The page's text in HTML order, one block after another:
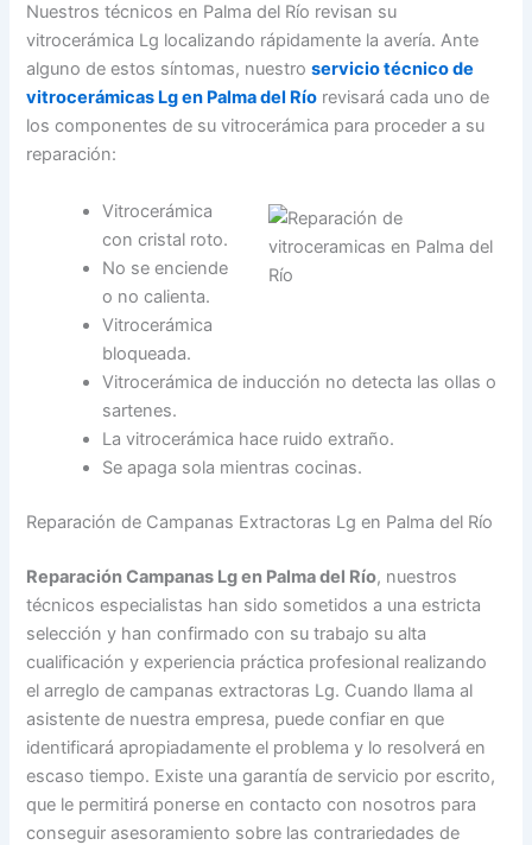
Nuestros técnicos en Palma del Río revisan su
vitrocerámica Lg localizando rápidamente la avería. Ante
alguno de estos síntomas, nuestroservicio técnico de
vitrocerámicas Lg en Palma del Río revisará cada uno de
los componentes de su vitrocerámica para proceder a su
reparación:
Vitrocerámica
con cristal roto.
No se enciende
o no calienta.
Vitrocerámica
bloqueada.
Vitrocerámica de inducción no detecta las ollas o
sartenes.
La vitrocerámica hace ruido extraño.
Se apaga sola mientras cocinas.
Reparación de Campanas Extractoras Lg en Palma del Río
Reparación Campanas Lg en Palma del Río, nuestros
técnicos especialistas han sido sometidos a una estricta
selección y han confirmado con su trabajo su alta
cualificación y experiencia práctica profesional realizando
el arreglo de campanas extractoras Lg. Cuando llama al
asistente de nuestra empresa, puede confiar en que
identificará apropiadamente el problema y lo resolverá en
escaso tiempo. Existe una garantía de servicio por escrito,
que le permitirá ponerse en contacto con nosotros para
conseguir asesoramiento sobre las contrariedades de